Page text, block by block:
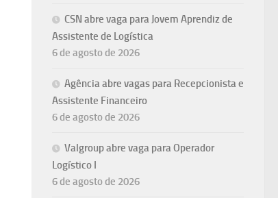
CSN abre vaga para Jovem Aprendiz de
Assistente de Logística
6 de agosto de 2026
Agência abre vagas para Recepcionista e
Assistente Financeiro
6 de agosto de 2026
Valgroup abre vaga para Operador
Logístico I
6 de agosto de 2026